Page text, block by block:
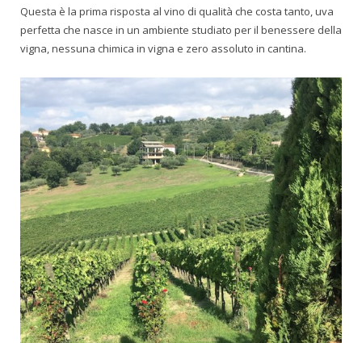
Questa è la prima risposta al vino di qualità che costa tanto, uva
perfetta che nasce in un ambiente studiato per il benessere della
vigna, nessuna chimica in vigna e zero assoluto in cantina.